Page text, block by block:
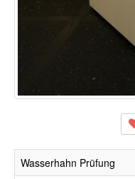
Wasserhahn Prüfung